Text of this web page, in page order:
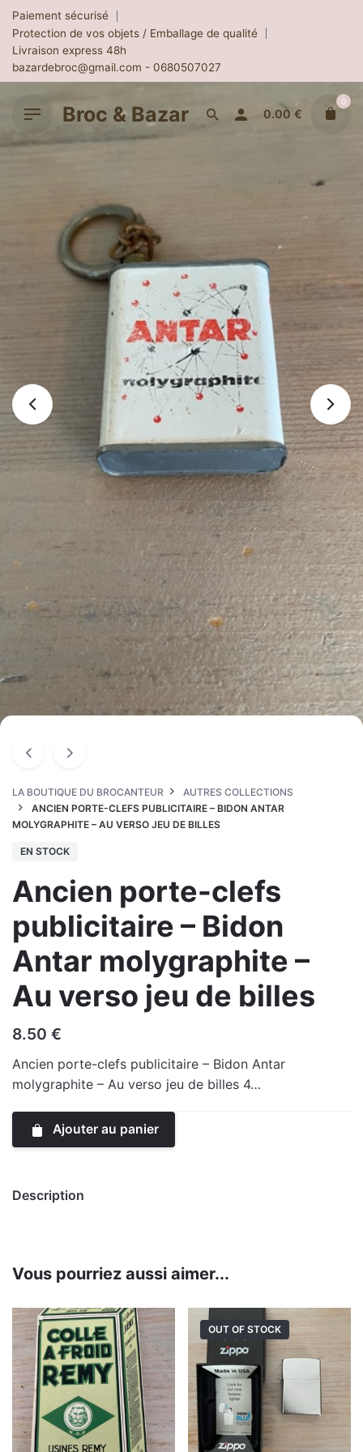
Skip
content
Paiement sécurisé
Protection de vos objets / Emballage de qualité
Livraison express 48h
bazardebroc@gmail.com - 0680507027
Broc & Bazar 0.00 €
0
LA BOUTIQUE DU BROCANTEUR
AUTRES COLLECTIONS
ANCIEN PORTE-CLEFS PUBLICITAIRE – BIDON ANTAR
MOLYGRAPHITE – AU VERSO JEU DE BILLES
EN STOCK
Ancien porte-clefs
publicitaire – Bidon
Antar molygraphite –
Au verso jeu de billes
8.50 €
Ancien porte-clefs publicitaire – Bidon Antar
molygraphite – Au verso jeu de billes 4…
Ajouter au panier
Description
Vous pourriez aussi aimer...
OUT OF STOCK